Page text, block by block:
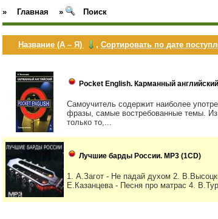
» Главная » Поиск
Название (А – Я) ,Сортировать по дате
Pocket English. Карманный
Самоучитель содержит наиболее
фразы, самые востребованные темы. Из
только то,...
Лучшие барды России. MP3 (1CD)
1. А.Загот - Не падай духом 2.
Е.Казанцева - Песня про матрас 4.